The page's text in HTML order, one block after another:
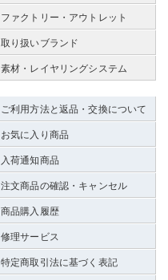
ファクトリー・アウトレット
取り扱いブランド
素材・レイヤリングシステム
ご利用方法と返品・交換について
お気に入り商品
入荷通知商品
注文商品の確認・キャンセル
商品購入履歴
修理サービス
特定商取引法に基づく表記